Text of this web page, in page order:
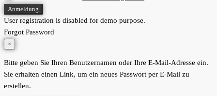
Anmeldung
User registration is disabled for demo purpose.
Forgot Password
×
Bitte geben Sie Ihren Benutzernamen oder Ihre E-Mail-Adresse ein.
Sie erhalten einen Link, um ein neues Passwort per E-Mail zu
erstellen.